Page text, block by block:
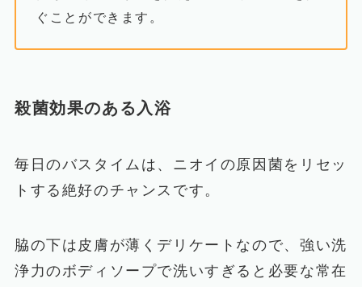
ぐことができます。
殺菌効果のある入浴
毎日のバスタイムは、ニオイの原因菌をリセッ
トする絶好のチャンスです。
脇の下は皮膚が薄くデリケートなので、強い洗
浄力のボディソープで洗いすぎると必要な常在